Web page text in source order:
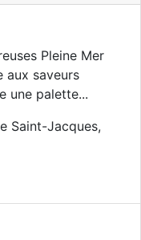
Pleine Mer
aux saveurs
une palette...
Saint-Jacques,